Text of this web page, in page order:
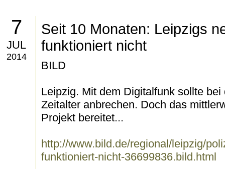
7
JUL
2014
Seit 10 Monaten: Leipzigs
funktioniert nicht
BILD
Leipzig. Mit dem Digitalfunk sollte
Zeitalter anbrechen. Doch das
Projekt bereitet...
http://www.bild.de/regional/leipzig/
funktioniert-nicht-36699836.bild.html